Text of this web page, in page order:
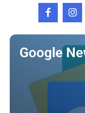
Google